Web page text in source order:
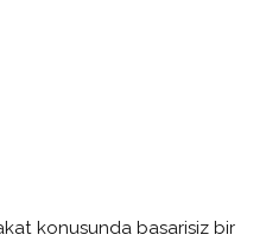
konusunda basarisiz bir